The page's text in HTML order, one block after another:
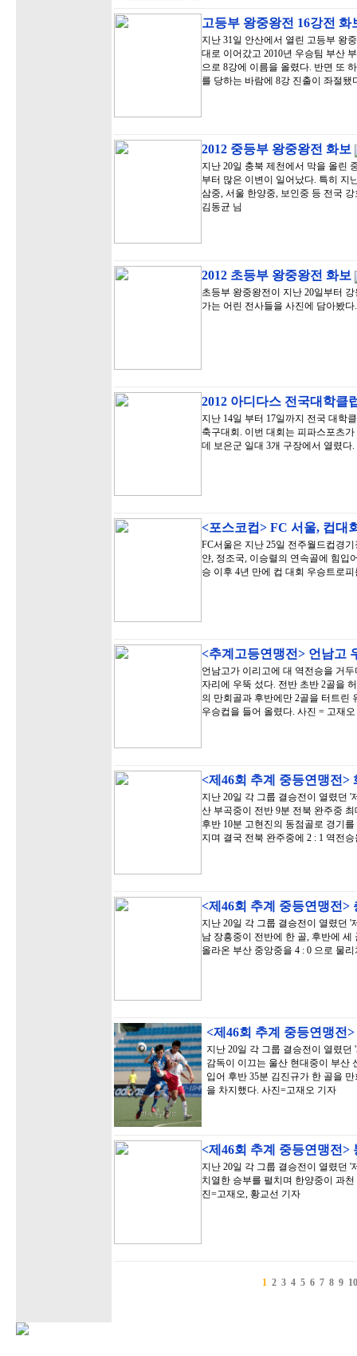
고등부 왕중왕전 16강전 화
지난 31일 안산에서 열린 고등부 왕
대로 이어갔고 2010년 우승팀 부산
으로 8강에 이름을 올렸다. 반면 또
를 당하는 바람에 8강 진출이 좌절
2012 중등부 왕중왕전 화보
지난 20일 충북 제천에서 막을 올린
부터 많은 이변이 일어났다. 특히 지
삼중, 서울 한양중, 보인중 등 전국
김동균 님
2012 초등부 왕중왕전 화보
초등부 왕중왕전이 지난 20일부터
가는 어린 전사들을 사진에 담아봤
2012 아디다스 전국대학클
지난 14일 부터 17일까지 전국 대학
축구대회. 이번 대회는 피파스포츠
데 보은군 일대 3개 구장에서 열렸다.
<포스코컵> FC 서울, 컵대
FC서울은 지난 25일 전주월드컵경
얀, 정조국, 이승렬의 연속골에 힘입
승 이후 4년 만에 컵 대회 우승트로
<추계고등연맹전> 언남고
언남고가 이리고에 대 역전승을 거
자리에 우뚝 섰다. 전반 초반 2골을
의 만회골과 후반에만 2골을 터트린
우승컵을 들어 올렸다. 사진 = 고재
<제46회 추계 중등연맹전>
지난 20일 각 그룹 결승전이 열렸던
산 부곡중이 전반 9분 전북 완주중
후반 10분 고현진의 동점골로 경기
지며 결국 전북 완주중에 2 : 1 역전
<제46회 추계 중등연맹전>
지난 20일 각 그룹 결승전이 열렸던
남 장흥중이 전반에 한 골, 후반에
올라온 부산 중앙중을 4 : 0 으로 물
<제46회 추계 중등연맹전
지난 20일 각 그룹 결승전이 열렸
감독이 이끄는 울산 현대중이 부산
입어 후반 35분 김진규가 한 골을
을 차지했다. 사진=고재오 기자
<제46회 추계 중등연맹전>
지난 20일 각 그룹 결승전이 열렸던
치열한 승부를 펼치며 한양중이 과
진=고재오, 황교선 기자
1 2 3 4 5 6 7 8 9 10